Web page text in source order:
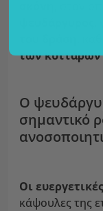
των κυττάρων
Ο
σημαντικό
Οι
κάψουλες της